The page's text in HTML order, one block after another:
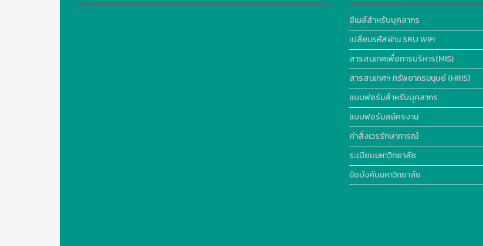
อีเมล์สำหรับบุคลากร
เปลี่ยนรหัสผ่าน SRU WIFI
สารสนเทศเพื่อการบริหาร(MIS)
สารสนเทศฯ ทรัพยากรมนุษย์ (HRIS)
แบบฟอร์มสำหรับบุคลากร
แบบฟอร์มสมัครงาน
คำสั่งเวรรักษาการณ์
ระเบียบมหาวิทยาลัย
ข้อบังคับมหาวิทยาลัย